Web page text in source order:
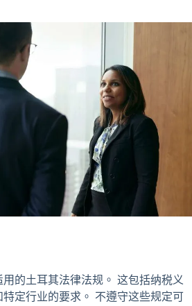
的土耳其法律法规。 这包括纳税义
定行业的要求。 不遵守这些规定可